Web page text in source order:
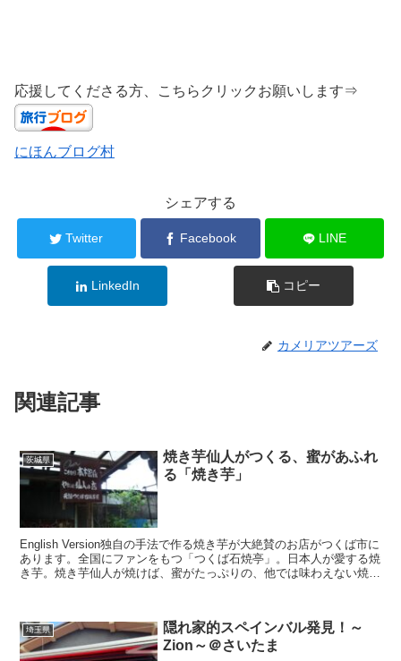
応援してくださる方、こちらクリックお願いします⇒
にほんブログ村
シェアする
Twitter Facebook LINE
LinkedIn コピー
カメリアツアーズ
関連記事
茨城県
焼き芋仙人がつくる、蜜があふれ
る「焼き芋」
English Version独自の手法で作る焼き芋が大絶賛のお店がつくば市に
あります。全国にファンをもつ「つくば石焼亭」。日本人が愛する焼
き芋。焼き芋仙人が焼けば、蜜がたっぷりの、他では味わえない焼き
埼玉県
隠れ家的スペインバル発見！～
Zion～＠さいたま